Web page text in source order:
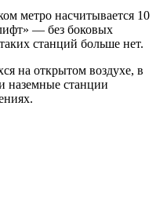
метро насчитывается 10
— без боковых
станций больше нет.
на открытом воздухе, в
наземные станции